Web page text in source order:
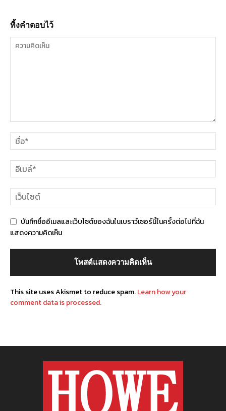
ทิ้งคำตอบไว้
บันทึกชื่ออีเมลและเว็บไซต์ของฉันในเบราว์เซอร์นี้ในครั้งต่อไปที่ฉัน
แสดงความคิดเห็น
This site uses Akismet to reduce spam.Learn how your
comment data is processed.